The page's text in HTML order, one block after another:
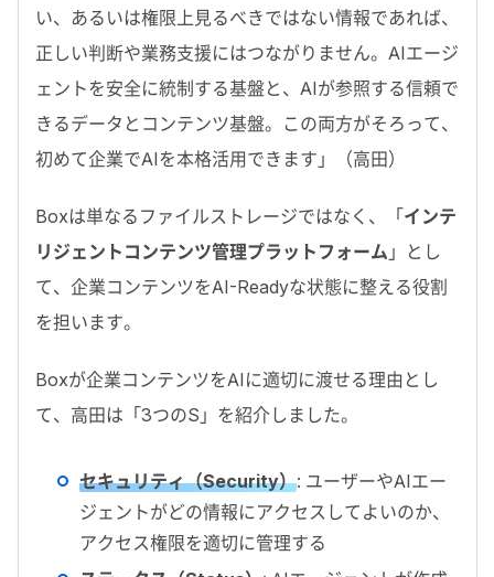
い、あるいは権限上見るべきではない情報であれば、
正しい判断や業務支援にはつながりません。 AIエージ
ェントを安全に統制する基盤と、AIが参照する信頼で
きるデータとコンテンツ基盤。この両方がそろって、
初めて企業でAIを本格活用できます 」（高田）
Boxは単なるファイルストレージではなく、「インテ
リジェントコンテンツ管理プラットフォーム 」とし
て、企業コンテンツをAI-Readyな状態に整える役割
を担います。
Boxが企業コンテンツをAIに適切に渡せる理由とし
て、高田は「3つのS 」を紹介しました。
セキュリティ（Security）: ユーザーやAIエー
ジェントがどの情報にアクセスしてよいのか、
アクセス権限を適切に管理する